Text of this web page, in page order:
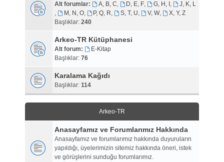
Alt forumlar: A, B, C, D, E, F, G, H, I ,
J, K, L
,
M, N, O, P, Q, R, S, T, U, V, W,
X, Y, Z
Başlıklar: 240
Arkeo-TR Kütüphanesi
Alt forum:
E-Kitap
Başlıklar: 76
Karalama Kağıdı
Başlıklar: 114
Arkeo-TR
Anasayfamız ve Forumlarımız Hakkında
Anasayfamız ve forumlarımız hakkında duyuruların
yapıldığı, üyelerimizin sitemiz hakkında öneri, istek
ve görüşlerini sunduğu forumlarımız.